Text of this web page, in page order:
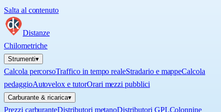
Salta al contenuto
Distanze
Chilometriche
Strumenti▾
Calcola percorsoTraffico in tempo realeStradario e mappeCalcola
pedaggioAutovelox e tutorOrari mezzi pubblici
Carburante & ricarica▾
Prezzi carburanteDistributori metanoDistributori GPLColonnine